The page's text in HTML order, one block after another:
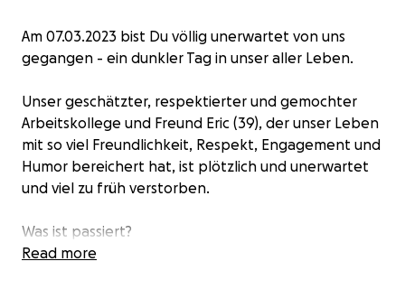
Am 07.03.2023 bist Du völlig unerwartet von uns
gegangen - ein dunkler Tag in unser aller Leben.
Unser geschätzter, respektierter und gemochter
Arbeitskollege und Freund Eric (39), der unser Leben
mit so viel Freundlichkeit, Respekt, Engagement und
Humor bereichert hat, ist plötzlich und unerwartet
und viel zu früh verstorben.
Was ist passiert?
Read more